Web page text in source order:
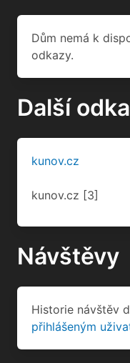
Dům nemá k
odkazy.
Další
kunov.cz
kunov.cz [3]
Návštěvy
Historie návštěv
přihlášeným